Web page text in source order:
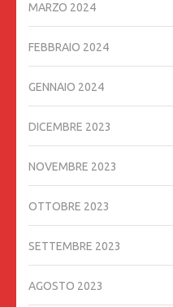
MARZO 2024
FEBBRAIO 2024
GENNAIO 2024
DICEMBRE 2023
NOVEMBRE 2023
OTTOBRE 2023
SETTEMBRE 2023
AGOSTO 2023